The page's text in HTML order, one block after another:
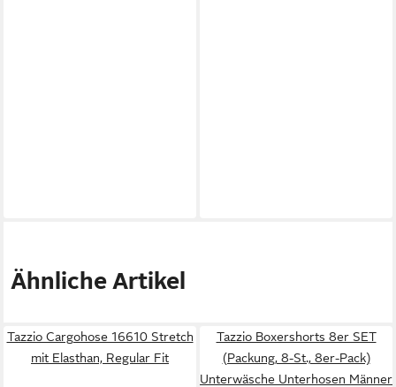
Ähnliche Artikel
Tazzio Cargohose 16610 Stretch
mit Elasthan, Regular Fit
Tazzio Boxershorts 8er SET
(Packung, 8-St., 8er-Pack)
Unterwäsche Unterhosen Männer